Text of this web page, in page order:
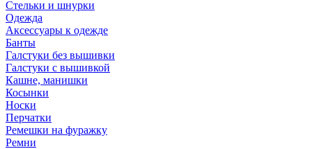
Стельки и шнурки
Одежда
Аксессуары к одежде
Банты
Галстуки без вышивки
Галстуки с вышивкой
Кашне, манишки
Косынки
Носки
Перчатки
Ремешки на фуражку
Ремни